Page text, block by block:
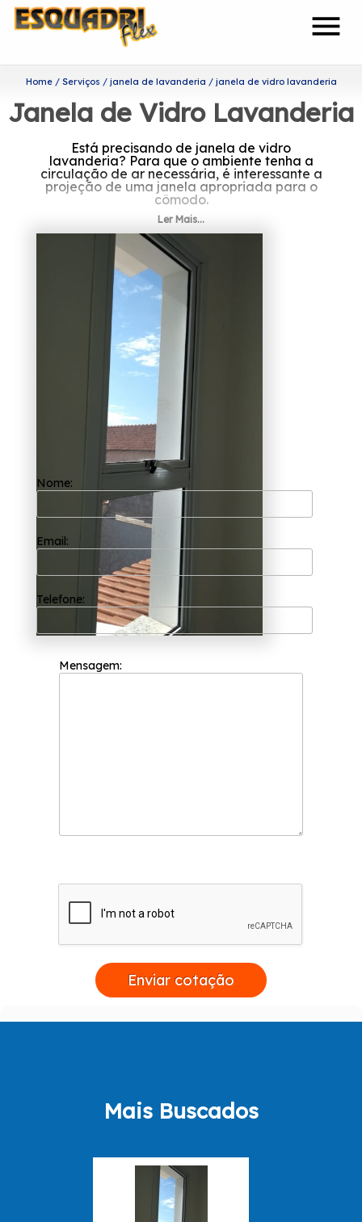
menu
Home Serviços janela de lavanderia janela de vidro lavanderia
Janela de Vidro Lavanderia
Está precisando de janela de vidro
lavanderia? Para que o ambiente tenha a
circulação de ar necessária, é interessante a
projeção de uma janela apropriada para o
cômodo.
Mais informações sobre janela
de vidro lavanderia
A Esquadriflex é uma das melhores empresas
do setor de esquadrias, e oferece um serviço
diferenciado, e eficiente.
Fundada em 2002, a organização investiu
até mesmo em veículos para a maior
comodidade de seus clientes, assim como em
profissionais extremamente capacitados e
equipamentos modernos. Alguns exemplos
são:
Mesas de montagem;
Máquinas de corte;
Prensas;
Compressores;
Furadeiras manuais e de bancada.
Graças ao seu trabalho ético, e seu ótimo
custo benefício, a Esquadriflex é a melhor
opção. Por isso, faça uma cotação mais
detalhada!
Ler Mais...
Nome:
Email:
Telefone:
Mensagem:
Enviar cotação
Mais Buscados